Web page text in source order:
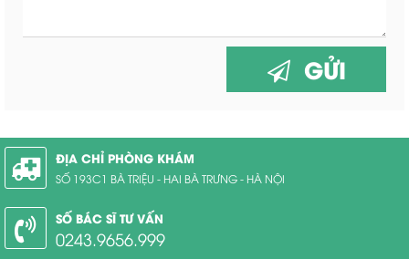
GỬI
ĐỊA CHỈ PHÒNG KHÁM
SỐ 193C1 BÀ TRIỆU - HAI BÀ TRƯNG - HÀ NỘI
SỐ BÁC SĨ TƯ VẤN
0243.9656.999